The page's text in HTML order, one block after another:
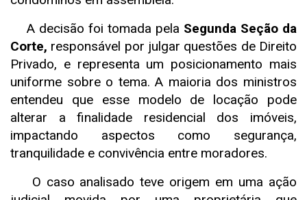
A decisão foi tomada pela Segunda Seção da
Corte, responsável por julgar questões de Direito
Privado, e representa um posicionamento mais
uniforme sobre o tema. A maioria dos ministros
entendeu que esse modelo de locação pode
alterar a finalidade residencial dos imóveis,
impactando aspectos como segurança,
tranquilidade e convivência entre moradores.
O caso analisado teve origem em uma ação